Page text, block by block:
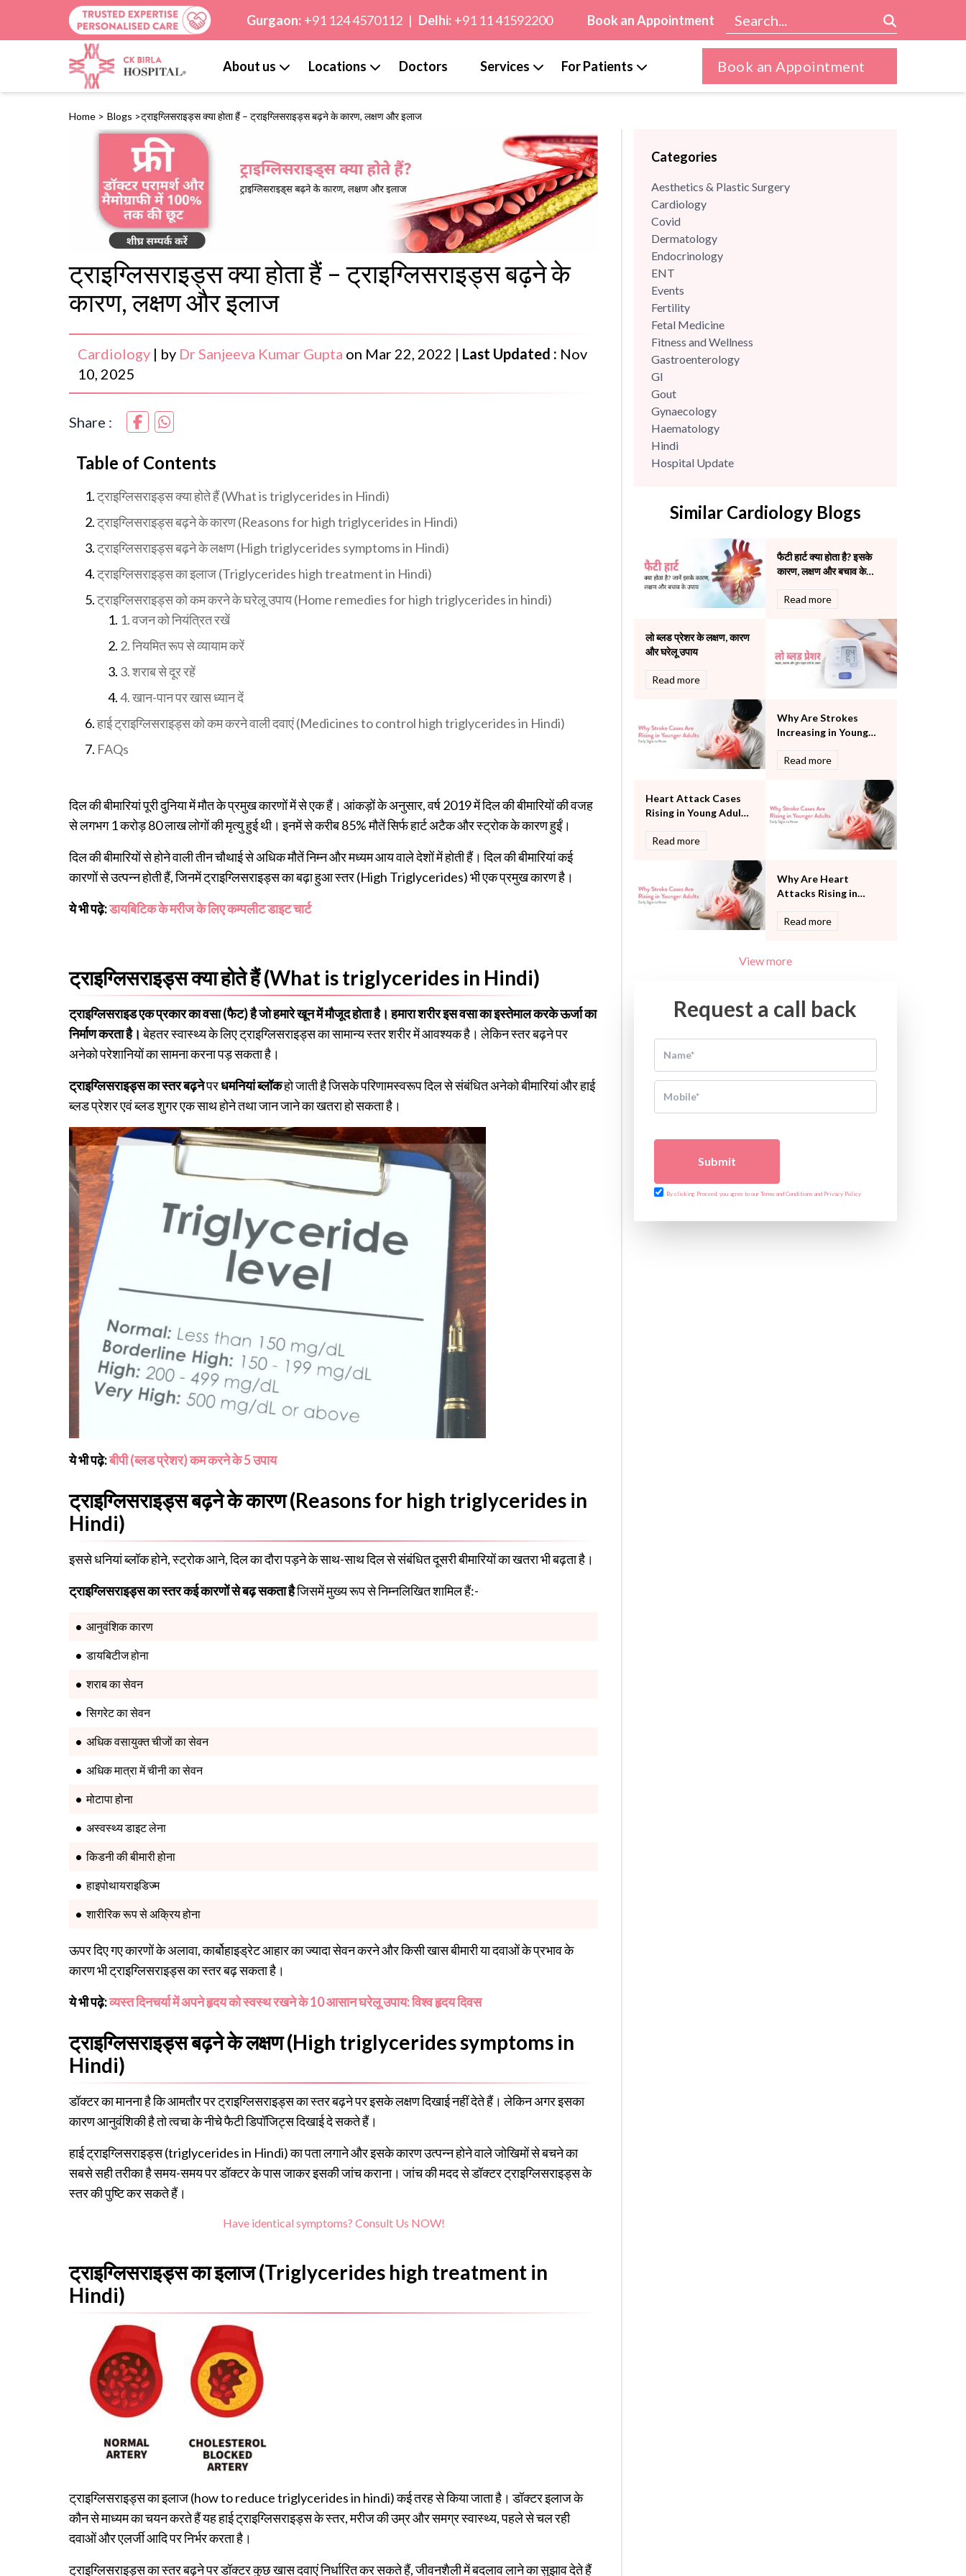
Gurgaon: +91 124 4570112 | Delhi: +91 11 41592200 Book an Appointment
About us Locations Doctors Services For Patients Book an Appointment
Home > Blogs >ट्राइग्लिसराइड्स क्या होता हैं – ट्राइग्लिसराइड्स बढ़ने के कारण, लक्षण और इलाज
ट्राइग्लिसराइड्स क्या होता हैं – ट्राइग्लिसराइड्स बढ़ने के
कारण, लक्षण और इलाज
Cardiology | by Dr Sanjeeva Kumar Gupta on Mar 22, 2022 | Last Updated : Nov
10, 2025
Share :
Table of Contents
ट्राइग्लिसराइड्स क्या होते हैं (What is triglycerides in Hindi)
ट्राइग्लिसराइड्स बढ़ने के कारण (Reasons for high triglycerides in Hindi)
ट्राइग्लिसराइड्स बढ़ने के लक्षण (High triglycerides symptoms in Hindi)
ट्राइग्लिसराइड्स का इलाज (Triglycerides high treatment in Hindi)
ट्राइग्लिसराइड्स को कम करने के घरेलू उपाय (Home remedies for high triglycerides in hindi)
1. वजन को नियंत्रित रखें
2. नियमित रूप से व्यायाम करें
3. शराब से दूर रहें
4. खान-पान पर खास ध्यान दें
हाई ट्राइग्लिसराइड्स को कम करने वाली दवाएं (Medicines to control high triglycerides in Hindi)
FAQs
दिल की बीमारियां पूरी दुनिया में मौत के प्रमुख कारणों में से एक हैं। आंकड़ों के अनुसार, वर्ष 2019 में दिल की बीमारियों की वजह
से लगभग 1 करोड़ 80 लाख लोगों की मृत्यु हुई थी। इनमें से करीब 85% मौतें सिर्फ हार्ट अटैक और स्ट्रोक के कारण हुईं।
दिल की बीमारियों से होने वाली तीन चौथाई से अधिक मौतें निम्न और मध्यम आय वाले देशों में होती हैं। दिल की बीमारियां कई
कारणों से उत्पन्न होती हैं, जिनमें ट्राइग्लिसराइड्स का बढ़ा हुआ स्तर (High Triglycerides) भी एक प्रमुख कारण है।
ये भी पढ़े:डायबिटिक के मरीज के लिए कम्पलीट डाइट चार्ट
ट्राइग्लिसराइड्स क्या होते हैं (What is triglycerides in Hindi)
ट्राइग्लिसराइड एक प्रकार का वसा (फैट) है जो हमारे खून में मौजूद होता है। हमारा शरीर इस वसा का इस्तेमाल करके ऊर्जा का
निर्माण करता है। बेहतर स्वास्थ्य के लिए ट्राइग्लिसराइड्स का सामान्य स्तर शरीर में आवश्यक है। लेकिन स्तर बढ़ने पर
अनेको परेशानियों का सामना करना पड़ सकता है।
ट्राइग्लिसराइड्स का स्तर बढ़नेपरधमनियां ब्लॉकहो जाती है जिसके परिणामस्वरूप दिल से संबंधित अनेको बीमारियां और हाई
ब्लड प्रेशर एवं ब्लड शुगर एक साथ होने तथा जान जाने का खतरा हो सकता है।
ये भी पढ़े:बीपी (ब्लड प्रेशर) कम करने के 5 उपाय
ट्राइग्लिसराइड्स बढ़ने के कारण (Reasons for high triglycerides in
Hindi)
इससे धनियां ब्लॉक होने, स्ट्रोक आने, दिल का दौरा पड़ने के साथ-साथ दिल से संबंधित दूसरी बीमारियों का खतरा भी बढ़ता है।
ट्राइग्लिसराइड्स का स्तर कई कारणोंसे बढ़ सकता हैजिसमें मुख्य रूप से निम्नलिखित शामिल हैं:-
आनुवंशिक कारण
डायबिटीज होना
शराब का सेवन
सिगरेट का सेवन
अधिक वसायुक्त चीजों का सेवन
अधिक मात्रा में चीनी का सेवन
मोटापा होना
अस्वस्थ्य डाइट लेना
किडनी की बीमारी होना
हाइपोथायराइडिज्म
शारीरिक रूप से अक्रिय होना
ऊपर दिए गए कारणों के अलावा, कार्बोहाइड्रेट आहार का ज्यादा सेवन करने और किसी खास बीमारी या दवाओं के प्रभाव के
कारण भी ट्राइग्लिसराइड्स का स्तर बढ़ सकता है।
ये भी पढ़े:व्यस्त दिनचर्या में अपने हृदय को स्वस्थ रखने के 10 आसान घरेलू उपाय: विश्व हृदय दिवस
ट्राइग्लिसराइड्स बढ़ने के लक्षण (High triglycerides symptoms in
Hindi)
डॉक्टर का मानना है कि आमतौर पर ट्राइग्लिसराइड्स का स्तर बढ़ने पर इसके लक्षणदिखाई नहीं देते हैं। लेकिन अगर इसका
कारण आनुवंशिकी है तो त्वचा के नीचे फैटी डिपॉजिट्स दिखाई दे सकते हैं।
हाई ट्राइग्लिसराइड्स (triglycerides in Hindi) का पता लगाने और इसके कारण उत्पन्न होने वाले जोखिमों से बचने का
सबसे सही तरीका है समय-समय पर डॉक्टर के पास जाकर इसकी जांच कराना। जांच की मदद से डॉक्टर ट्राइग्लिसराइड्स के
स्तर की पुष्टि कर सकते हैं।
Have identical symptoms? Consult Us NOW!
ट्राइग्लिसराइड्स का इलाज (Triglycerides high treatment in
Hindi)
ट्राइग्लिसराइड्स का इलाज (how to reduce triglycerides in hindi) कई तरह से किया जाता है। डॉक्टर इलाज के
कौन से माध्यम का चयन करते हैं यह हाई ट्राइग्लिसराइड्स के स्तर, मरीज की उम्र और समग्र स्वास्थ्य, पहले से चल रही
दवाओं और एलर्जी आदि पर निर्भर करता है।
ट्राइग्लिसराइड्स का स्तर बढ़ने पर डॉक्टर कुछ खास दवाएं निर्धारित कर सकते हैं, जीवनशैली में बदलाव लाने का सुझाव देते हैं
Categories
Aesthetics & Plastic Surgery
Cardiology
Covid
Dermatology
Endocrinology
ENT
Events
Fertility
Fetal Medicine
Fitness and Wellness
Gastroenterology
GI
Gout
Gynaecology
Haematology
Hindi
Hospital Update
Mental Health
Neonatology & Paediatrics
Nephrology & Dialysis
Neurology
Other Services
Pulmonology
Rheumatology
Robotic Precision
The Breast Centre
The Oncology Centre
Women Wellness
Similar Cardiology Blogs
फैटी हार्ट क्या होता है? इसके
कारण, लक्षण और बचाव के
Read more
लो ब्लड प्रेशर के लक्षण, कारण
और घरेलू उपाय
Read more
Why Are Strokes
Increasing in Young
& Prevention
Read more
Heart Attack Cases
Rising in Young Adults:
Should Never Ignore
Read more
Why Are Heart
Attacks Rising in
& Warning Signs
Read more
View more
Request a call back
Submit
By clicking Proceed, you agree to our Terms and Conditions and Privacy Policy